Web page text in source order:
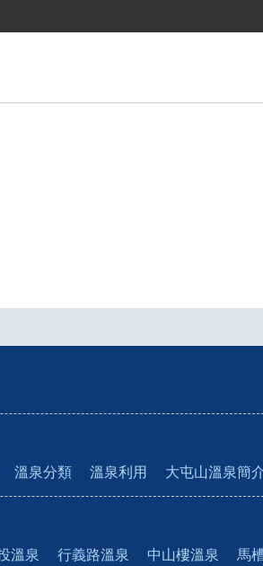
溫泉分類 溫泉利用 大屯山溫泉簡
溫泉 行義路溫泉 中山樓溫泉 馬